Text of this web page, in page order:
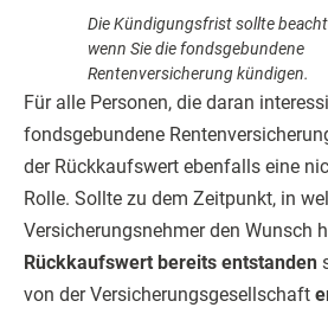
Die Kündigungsfrist sollte
wenn Sie die fondsgebundene
Rentenversicherung kündigen.
Für alle Personen, die daran
fondsgebundene
der Rückkaufswert ebenfalls eine
Rolle. Sollte zu dem Zeitpunkt, in
Versicherungsnehmer den Wunsch
Rückkaufswert bereits entstanden
von der Versicherungsgesellschaft